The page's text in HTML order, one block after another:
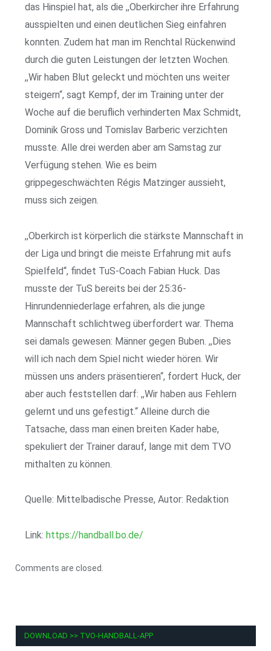
das Hinspiel hat, als die ,,Oberkircher ihre Erfahrung
ausspielten und einen deutlichen Sieg einfahren
konnten. Zudem hat man im Renchtal Rückenwind
durch die guten Leistungen der letzten Wochen.
,,Wir haben Blut geleckt und möchten uns weiter
steigern“, sagt Kempf, der im Training unter der
Woche auf die beruflich verhinderten Max Schmidt,
Dominik Gross und Tomislav Barberic verzichten
musste. Alle drei werden aber am Samstag zur
Verfügung stehen. Wie es beim
grippegeschwächten Régis Matzinger aussieht,
muss sich zeigen.
,,Oberkirch ist körperlich die stärkste Mannschaft in
der Liga und bringt die meiste Erfahrung mit aufs
Spielfeld“, findet TuS-Coach Fabian Huck. Das
musste der TuS bereits bei der 25:36-
Hinrundenniederlage erfahren, als die junge
Mannschaft schlichtweg überfordert war. Thema
sei damals gewesen: Männer gegen Buben. ,,Dies
will ich nach dem Spiel nicht wieder hören. Wir
müssen uns anders präsentieren“, fordert Huck, der
aber auch feststellen darf: ,,Wir haben aus Fehlern
gelernt und uns gefestigt.“ Alleine durch die
Tatsache, dass man einen breiten Kader habe,
spekuliert der Trainer darauf, lange mit dem TVO
mithalten zu können.
Quelle: Mittelbadische Presse, Autor: Redaktion
Link: https://handball.bo.de/
Comments are closed.
DOWNLOAD >> TVO-HANDBALL-APP